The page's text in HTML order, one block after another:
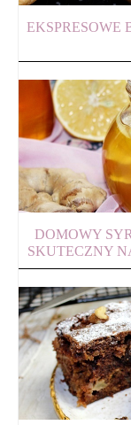
EKSPRESOWE
DOMOWY
SKUTECZNY